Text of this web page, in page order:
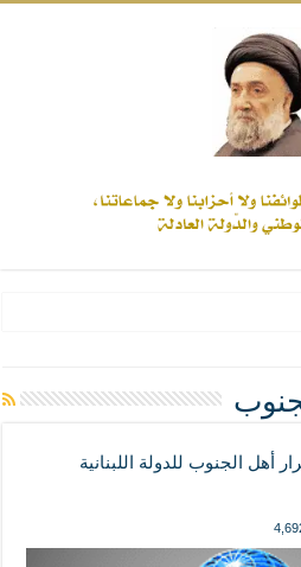
من الأحداث والقضايا - اضغط للاطلاع
الله ( صلى الله عليه وآله) فكلّ
تكون على حساب الأوطان
ولا جماعاتنا، بل الإنصهار الوطني والدولة
أهل الجنوب للدولة اللبنانية